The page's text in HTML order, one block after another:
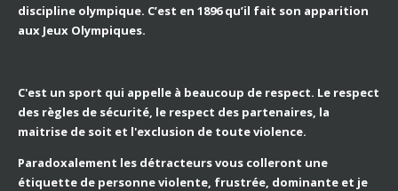
discipline olympique. C’est en 1896 qu’il fait son apparition
aux Jeux Olympiques.
C'est un sport qui appelle à beaucoup de respect. Le respect
des règles de sécurité, le respect des partenaires, la
maitrise de soit et l'exclusion de toute violence.
Paradoxalement les détracteurs vous colleront une
étiquette de personne violente, frustrée, dominante et je